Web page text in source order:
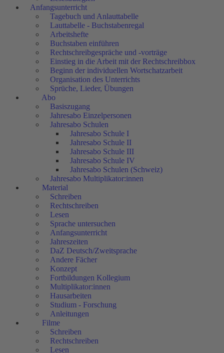
Anfangsunterricht
Tagebuch und Anlauttabelle
Lauttabelle - Buchstabenregal
Arbeitshefte
Buchstaben einführen
Rechtschreibgespräche und -vorträge
Einstieg in die Arbeit mit der Rechtschreibbox
Beginn der individuellen Wortschatzarbeit
Organisation des Unterrichts
Sprüche, Lieder, Übungen
Abo
Basiszugang
Jahresabo Einzelpersonen
Jahresabo Schulen
Jahresabo Schule I
Jahresabo Schule II
Jahresabo Schule III
Jahresabo Schule IV
Jahresabo Schulen (Schweiz)
Jahresabo Multiplikator:innen
Material
Schreiben
Rechtschreiben
Lesen
Sprache untersuchen
Anfangsunterricht
Jahreszeiten
DaZ Deutsch/Zweitsprache
Andere Fächer
Konzept
Fortbildungen Kollegium
Multiplikator:innen
Hausarbeiten
Studium - Forschung
Anleitungen
Filme
Schreiben
Rechtschreiben
Lesen